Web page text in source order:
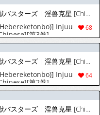
[生出しユッケ (へべれけとんぼ)] 淫獣バスターズ︱淫兽克星 [Chinese][第3卷]
68
Injuu
第3卷]
[生出しユッケ (へべれけとんぼ)] 淫獣バスターズ︱淫兽克星 [Chinese][第2卷]
64
Injuu
第2卷]
[生出しユッケ (へべれけとんぼ)] 淫獣バスターズ︱淫兽克星 [Chinese][第1卷]